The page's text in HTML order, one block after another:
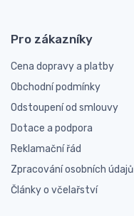
Pro zákazníky
Cena dopravy a platby
Obchodní podmínky
Odstoupení od smlouvy
Dotace a podpora
Reklamační řád
Zpracování osobních údajů
Články o včelařství